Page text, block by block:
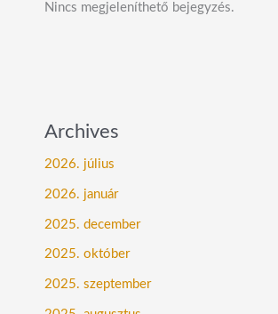
Nincs megjeleníthető bejegyzés.
Archives
2026. július
2026. január
2025. december
2025. október
2025. szeptember